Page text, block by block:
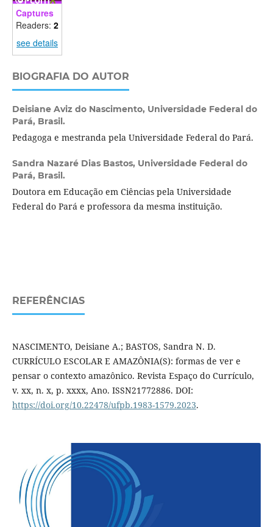
Captures
Readers: 2
see details
BIOGRAFIA DO AUTOR
Deisiane Aviz do Nascimento, Universidade Federal do
Pará, Brasil.
Pedagoga e mestranda pela Universidade Federal do Pará.
Sandra Nazaré Dias Bastos, Universidade Federal do
Pará, Brasil.
Doutora em Educação em Ciências pela Universidade
Federal do Pará e professora da mesma instituição.
REFERÊNCIAS
NASCIMENTO, Deisiane A.; BASTOS, Sandra N. D.
CURRÍCULO ESCOLAR E AMAZÔNIA(S): formas de ver e
pensar o contexto amazônico. Revista Espaço do Currículo,
v. xx, n. x, p. xx­xx, Ano. ISSN2177­2886. DOI:
https://doi.org/10.22478/ufpb.1983-1579.2023.